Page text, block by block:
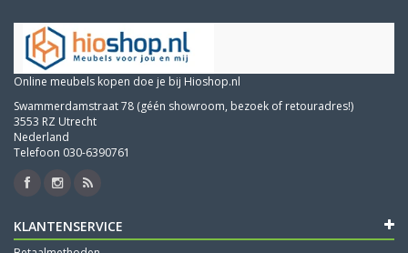
Online meubels kopen doe je bij Hioshop.nl
Swammerdamstraat 78 (géén showroom, bezoek of retouradres!)
3553 RZ Utrecht
Nederland
Telefoon 030-6390761
KLANTENSERVICE